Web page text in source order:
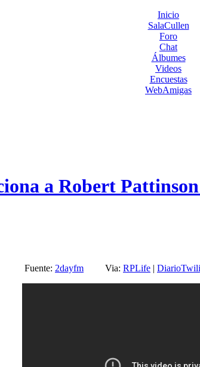
Inicio
SalaCullen
Foro
Chat
Álbumes
Videos
Encuestas
WebAmigas
a Robert
Fuente: 2dayfm Via: RPLife |